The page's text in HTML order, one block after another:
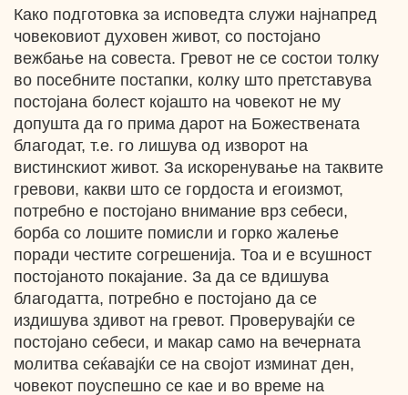
Како подготовка за исповедта служи најнапред
човековиот духовен живот, со постојано
вежбање на совеста. Гревот не се состои толку
во посебните постапки, колку што претставува
постојана болест којашто на човекот не му
допушта да го прима дарот на Божествената
благодат, т.е. го лишува од изворот на
вистинскиот живот. За искоренување на таквите
гревови, какви што се гордоста и егоизмот,
потребно е постојано внимание врз себеси,
борба со лошите помисли и горко жалење
поради честите согрешенија. Тоа и е всушност
постојаното покајание. За да се вдишува
благодатта, потребно е постојано да се
издишува здивот на гревот. Проверувајќи се
постојано себеси, и макар само на вечерната
молитва сеќавајќи се на својот изминат ден,
човекот поуспешно се кае и во време на